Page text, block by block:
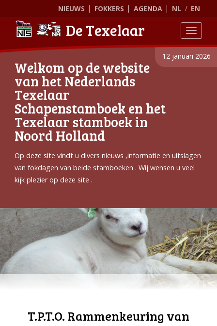
NIEUWS FOKKERS AGENDA NL EN
De Texelaar
12 januari 2026
Welkom op de website
van het Nederlands
Texelaar
Schapenstamboek en het
Texelaar stamboek in
Noord Holland
Op deze site vindt u divers nieuws ,informatie en uitslagen
van fokdagen van beide stamboeken . Wij wensen u veel
kijk plezier op deze site .
T.P.T.O. Rammenkeuring van